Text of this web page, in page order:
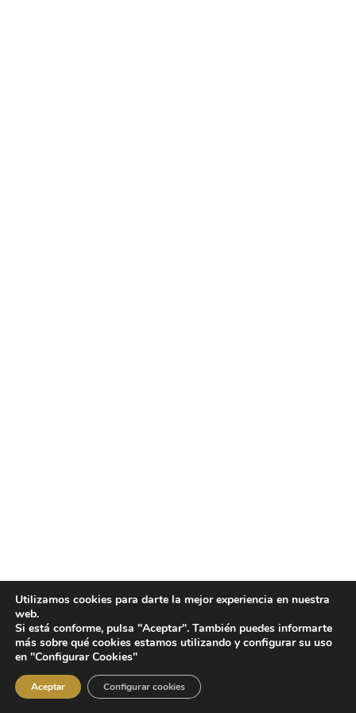
Utilizamos cookies para darte la mejor experiencia en nuestra
web.
Si está conforme, pulsa "Aceptar". También puedes informarte
más sobre qué cookies estamos utilizando y configurar su uso
en "Configurar Cookies"
Aceptar Configurar cookies